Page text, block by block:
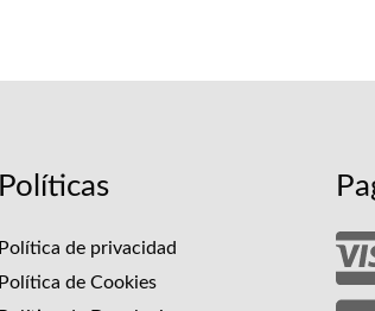
Políticas
Política de privacidad
Política de Cookies